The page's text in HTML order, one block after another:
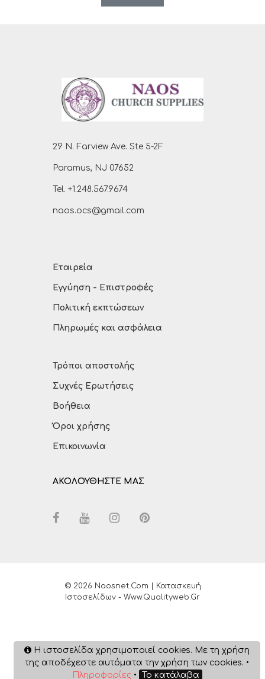
29 N. Farview Ave. Ste 5-2F
Paramus, NJ 07652
Tel. +1.248.567.9674
naos.ocs@gmail.com
Εταιρεία
Εγγύηση - Επιστροφές
Πολιτική εκπτώσεων
Πληρωμές και ασφάλεια
Τρόποι αποστολής
Συχνές Ερωτήσεις
Βοήθεια
Όροι χρήσης
Επικοινωνία
ΑΚΟΛΟΥΘΗΣΤΕ ΜΑΣ
© 2026 Naosnet.com | Κατασκευή
Ιστοσελίδων - Www.qualityweb.gr
Η ιστοσελίδα χρησιμοποιεί cookies. Με τη χρήση
της αποδέχεστε αυτόματα την χρήση των cookies. •
Πληροφορίες• Το κατάλαβα